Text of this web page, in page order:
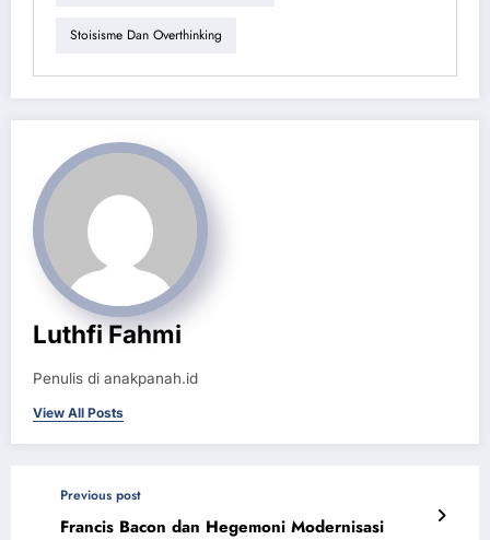
Stoisisme Dan Overthinking
Luthfi Fahmi
Penulis di anakpanah.id
View All Posts
Previous post
Francis Bacon dan Hegemoni Modernisasi